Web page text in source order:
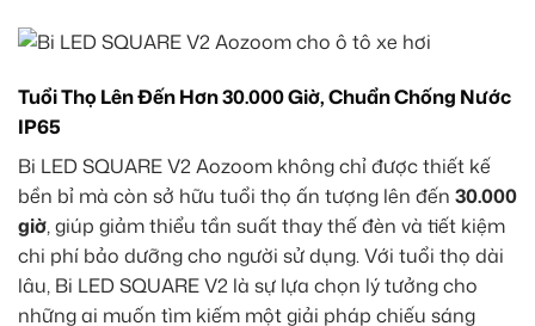
Tuổi Thọ Lên Đến Hơn 30.000 Giờ, Chuẩn Chống Nước
IP65
Bi LED SQUARE V2 Aozoom không chỉ được thiết kế
bền bỉ mà còn sở hữu tuổi thọ ấn tượng lên đến 30.000
giờ, giúp giảm thiểu tần suất thay thế đèn và tiết kiệm
chi phí bảo dưỡng cho người sử dụng. Với tuổi thọ dài
lâu, Bi LED SQUARE V2 là sự lựa chọn lý tưởng cho
những ai muốn tìm kiếm một giải pháp chiếu sáng